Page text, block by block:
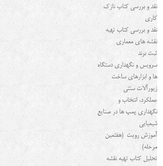
نقد و بررسی کتاب نازک
کاری
نقد و بررسی کتاب تهیه
نقشه های معماری
ثبت برند
سرویس و نگهداری دستگاه
ها و ابزارهای ساخت
زیورآلات سنتی
عملکرد، انتخاب و
نگهداری پمپ ها در صنایع
شیمیایی
آموزش رویت (هفتمین
مرحله)
تحلیل کتاب تهیه نقشه